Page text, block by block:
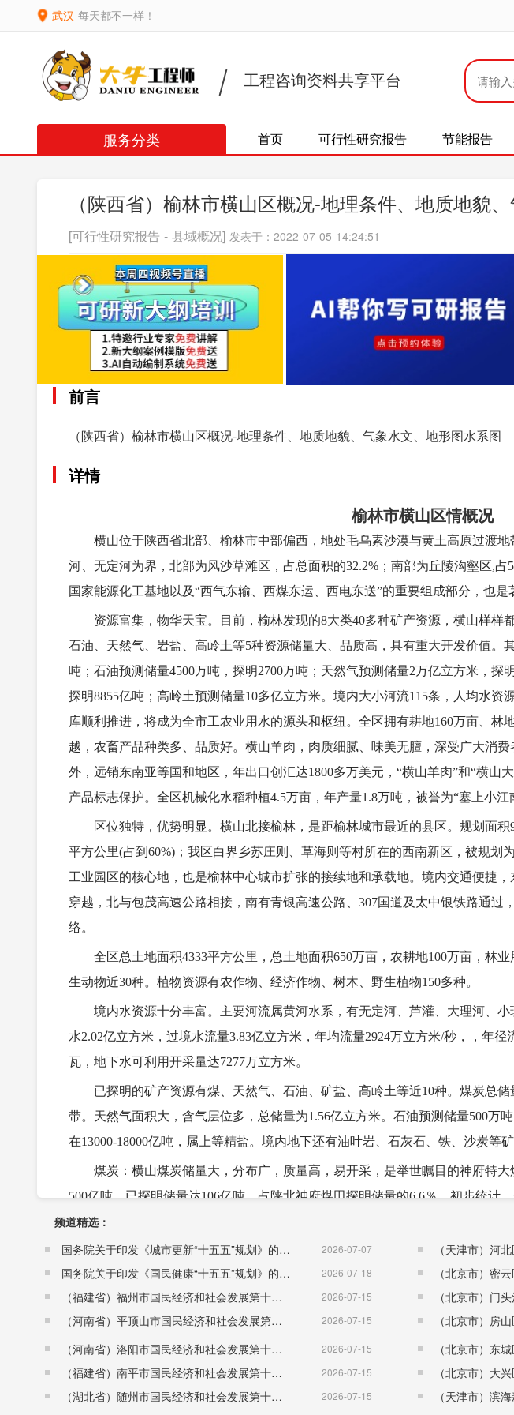
武汉 每天都不一样！
工程咨询资料共享平台
服务分类 首页 可行性研究报告 节能报告
（陕西省）榆林市横山区概况-地理条件、地质地貌
[可行性研究报告 - 县域概况] 发表于：2022-07-05 14:24:51
前言
（陕西省）榆林市横山区概况-地理条件、地质地貌、气象水文、地形图水系图
详情
榆林市横山区情概况
横山位于陕西省北部、榆林市中部偏西，地处毛乌素沙漠与黄土高原过渡
河、无定河为界，北部为风沙草滩区，占总面积的32.2%；南部为丘陵沟壑区,占
国家能源化工基地以及“西气东输、西煤东运、西电东送”的重要组成部分，也是
资源富集，物华天宝。目前，榆林发现的8大类40多种矿产资源，横山样样
石油、天然气、岩盐、高岭土等5种资源储量大、品质高，具有重大开发价值。
吨；石油预测储量4500万吨，探明2700万吨；天然气预测储量2万亿立方米，探
探明8855亿吨；高岭土预测储量10多亿立方米。境内大小河流115条，人均水资
库顺利推进，将成为全市工农业用水的源头和枢纽。全区拥有耕地160万亩、林
越，农畜产品种类多、品质好。横山羊肉，肉质细腻、味美无膻，深受广大消
外，远销东南亚等国和地区，年出口创汇达1800多万美元，“横山羊肉”和“横山
产品标志保护。全区机械化水稻种植4.5万亩，年产量1.8万吨，被誉为“塞上小江
区位独特，优势明显。横山北接榆林，是距榆林城市最近的县区。规划面
平方公里(占到60%)；我区白界乡苏庄则、草海则等村所在的西南新区，被规划
工业园区的核心地，也是榆林中心城市扩张的接续地和承载地。境内交通便捷
穿越，北与包茂高速公路相接，南有青银高速公路、307国道及太中银铁路通过
络。
全区总土地面积4333平方公里，总土地面积650万亩，农耕地100万亩，林
生动物近30种。植物资源有农作物、经济作物、树木、野生植物150多种。
境内水资源十分丰富。主要河流属黄河水系，有无定河、芦灌、大理河、
水2.02亿立方米，过境水流量3.83亿立方米，年均流量2924万立方米/秒，，年
瓦，地下水可利用开采量达7277万立方米。
已探明的矿产资源有煤、天然气、石油、矿盐、高岭土等近10种。煤炭总
带。天然气面积大，含气层位多，总储量为1.56亿立方米。石油预测储量500万
在13000-18000亿吨，属上等精盐。境内地下还有油叶岩、石灰石、铁、沙炭等矿
煤炭：横山煤炭储量大，分布广，质量高，易开采，是举世瞩目的神府特
500亿吨，已探明储量达106亿吨，占陕北神府煤田探明储量的6.6％。初步统计
煤。煤层为侏罗纪，系属长焰煤、不粘结煤和弱粘结煤，低灰（含灰量8％）、
（6900—7200千卡／千克），是世界少有的优质动力和化工用煤。
天然气：横山地处陕甘宁盆地大气田的中心地带，境内普遍储有通连、稳
方米，占榆林地区远景储量1／3，占全国远景储量的1／30。陕北大气田是我国
世界级大气田的行列。与国内其他气田相比，该气田具有面积大、层多、压力
烷平均含量为93.3％，是理想的城市用气和优质化工原料。
钠盐：分布于横山、米脂、榆林的特大岩盐矿区，总面积为11500平方公里
资源的16％。现已探明盐层厚度为129—148米，且氯化钠含量为83％～高岭土
频道精选：
国务院关于印发《城市更新“十五五”规划》的通知（国发〔2026〕12号）
2026-07-07
国务院关于印发《国民健康“十五五”规划》的通知 （国发〔2026〕23号） 2026-07-18
（福建省）福州市国民经济和社会发展第十五个五年规划纲要 2026-07-15
（河南省）平顶山市国民经济和社会发展第十五个五年规划纲要 2026-07-15
（河南省）洛阳市国民经济和社会发展第十五个五年规划纲要 2026-07-15
（福建省）南平市国民经济和社会发展第十五个五年规划纲要 2026-07-15
（湖北省）随州市国民经济和社会发展第十五个五年规划纲要 2026-07-15